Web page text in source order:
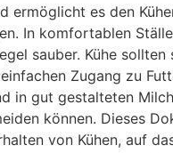
ermöglicht es den
In komfortablen
sauber. Kühe sollten
Zugang zu
in gut gestalteten
können. Dieses
von Kühen, auf